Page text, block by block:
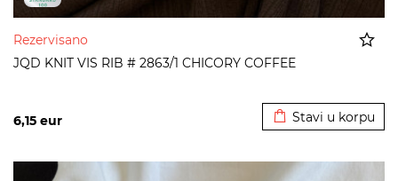
Rezervisano
JQD KNIT VIS RIB # 2863/1 CHICORY COFFEE
6,15 eur Stavi u korpu